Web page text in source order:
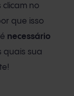
no
que isso
necessário
quais sua